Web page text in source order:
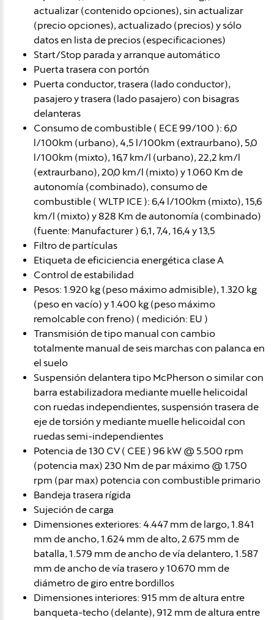
actualizar (contenido opciones), sin actualizar
(precio opciones), actualizado (precios) y sólo
datos en lista de precios (especificaciones)
Start/Stop parada y arranque automático
Puerta trasera con portón
Puerta conductor, trasera (lado conductor),
pasajero y trasera (lado pasajero) con bisagras
delanteras
Consumo de combustible ( ECE 99/100 ): 6,0
l/100km (urbano), 4,5 l/100km (extraurbano), 5,0
l/100km (mixto), 16,7 km/l (urbano), 22,2 km/l
(extraurbano), 20,0 km/l (mixto) y 1.060 Km de
autonomía (combinado), consumo de
combustible ( WLTP ICE ): 6,4 l/100km (mixto), 15,6
km/l (mixto) y 828 Km de autonomía (combinado)
(fuente: Manufacturer ) 6,1, 7,4, 16,4 y 13,5
Filtro de partículas
Etiqueta de eficiciencia energética clase A
Control de estabilidad
Pesos: 1.920 kg (peso máximo admisible), 1.320 kg
(peso en vacío) y 1.400 kg (peso máximo
remolcable con freno) ( medición: EU )
Transmisión de tipo manual con cambio
totalmente manual de seis marchas con palanca en
el suelo
Suspensión delantera tipo McPherson o similar con
barra estabilizadora mediante muelle helicoidal
con ruedas independientes, suspensión trasera de
eje de torsión y mediante muelle helicoidal con
ruedas semi-independientes
Potencia de 130 CV ( CEE ) 96 kW @ 5.500 rpm
(potencia max) 230 Nm de par máximo @ 1.750
rpm (par max) potencia con combustible primario
Bandeja trasera rígida
Sujeción de carga
Dimensiones exteriores: 4.447 mm de largo, 1.841
mm de ancho, 1.624 mm de alto, 2.675 mm de
batalla, 1.579 mm de ancho de vía delantero, 1.587
mm de ancho de vía trasero y 10.670 mm de
diámetro de giro entre bordillos
Dimensiones interiores: 915 mm de altura entre
banqueta-techo (delante), 912 mm de altura entre